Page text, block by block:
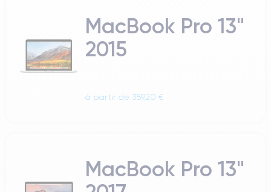
MacBook Pro 13"
2015
à partir de 359,20 €
MacBook Pro 13"